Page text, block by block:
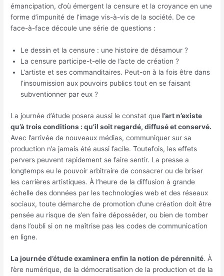
émancipation, d’où émergent la censure et la croyance en une
forme d’impunité de l’image vis-à-vis de la société. De ce
face-à-face découle une série de questions :
Le dessin et la censure : une histoire de désamour ?
La censure participe-t-elle de l’acte de création ?
L’artiste et ses commanditaires. Peut-on à la fois être dans
l’insoumission aux pouvoirs publics tout en se faisant
subventionner par eux ?
La journée d’étude posera aussi le constat quel’art n’existe
qu’à trois conditions : qu’ilsoit regardé, diffusé et conservé.
Avec l’arrivée de nouveaux médias, communiquer sur sa
production n’a jamais été aussi facile. Toutefois, les effets
pervers peuvent rapidement se faire sentir. La presse a
longtemps eu le pouvoir arbitraire de consacrer ou de briser
les carrières artistiques. À l’heure de la diffusion à grande
échelle des données par les technologies web et des réseaux
sociaux, toute démarche de promotion d’une création doit être
pensée au risque de s’en faire déposséder, ou bien de tomber
dans l’oubli si on ne maîtrise pas les codes de communication
en ligne.
La journée d’étude examinera enfin la notion de pérennité. À
l’ère numérique, de la démocratisation de la production et de la